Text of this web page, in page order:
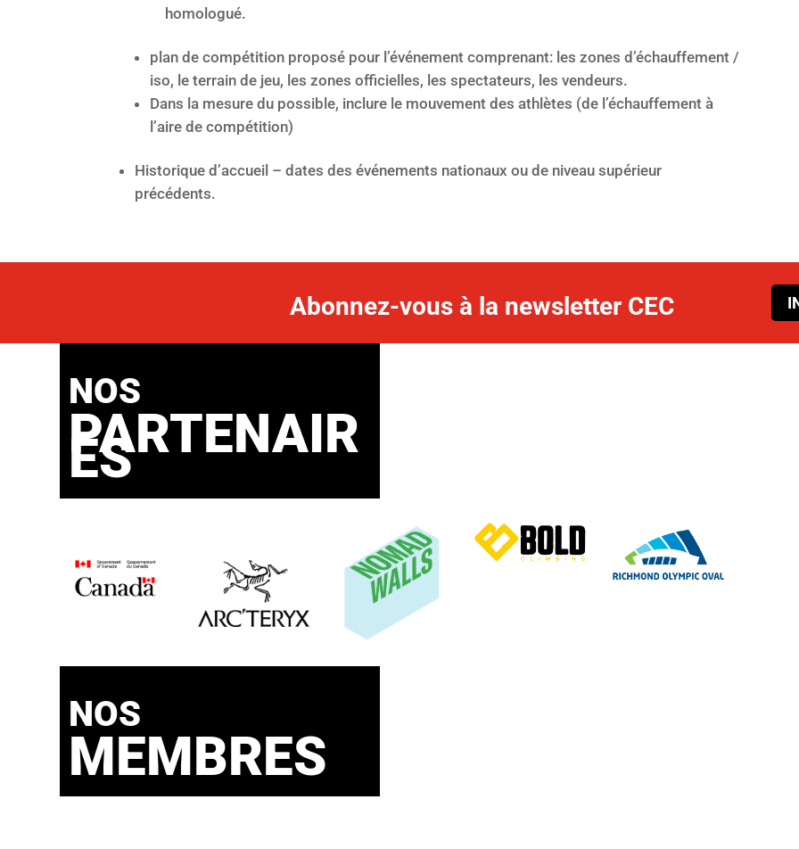
homologué.
plan de compétition proposé pour l’événement comprenant: les zones d’échauffement /
iso, le terrain de jeu, les zones officielles, les spectateurs, les vendeurs.
Dans la mesure du possible, inclure le mouvement des athlètes (de l’échauffement à
l’aire de compétition)
Historique d’accueil – dates des événements nationaux ou de niveau supérieur
précédents.
Abonnez-vous à la newsletter CEC
NOS
PARTENAIR
ES
NOS
MEMBRES